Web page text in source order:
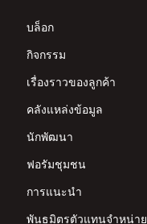
บล็อก
กิจกรรม
เรื่องราวของลูกค้า
คลังแหล่งข้อมูล
นักพัฒนา
ฟอรัมชุมชน
การแนะนำ
พันธมิตรตัวแทนจำหน่าย